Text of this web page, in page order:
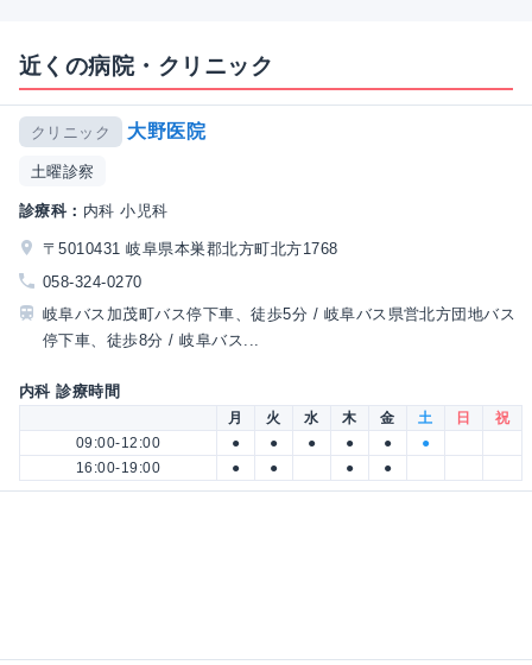
近くの病院・クリニック
クリニック 大野医院
土曜診察
診療科： 内科 小児科
〒5010431 岐阜県本巣郡北方町北方1768
058-324-0270
岐阜バス加茂町バス停下車、徒歩5分 / 岐阜バス県営北方団地バス
停下車、徒歩8分 / 岐阜バス...
内科 診療時間
月 火 水 木 金 土 日
祝
09:00-12:00
● ● ● ● ●
●
16:00-19:00
● ● ● ●